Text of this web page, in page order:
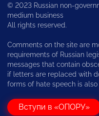
© 2023 Russian non-
medium business
All rights reserved.
Comments on the site are
requirements of Russian
messages that contain
if letters are replaced with
forms of hate speech is
Вступи в «ОПОРУ»